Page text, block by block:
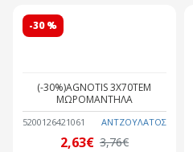
-30 %
5200126421061 ΑΝΤΖΟΥΛΑΤΟΣ
(-30%)AGNOTIS 3Χ70ΤΕΜ
ΜΩΡΟΜΑΝΤΗΛΑ
2,63€ 3,76€